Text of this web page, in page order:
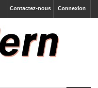
Connexion
Contactez-nous